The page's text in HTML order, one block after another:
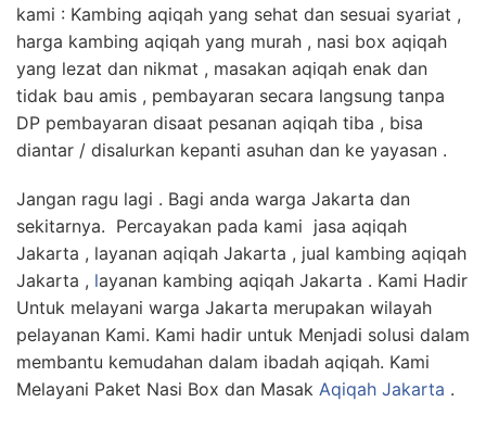
kami : Kambing aqiqah yang sehat dan sesuai syariat ,
harga kambing aqiqah yang murah , nasi box aqiqah
yang lezat dan nikmat , masakan aqiqah enak dan
tidak bau amis , pembayaran secara langsung tanpa
DP pembayaran disaat pesanan aqiqah tiba , bisa
diantar / disalurkan kepanti asuhan dan ke yayasan .
Jangan ragu lagi . Bagi anda warga Jakarta dan
sekitarnya. Percayakan pada kami jasa aqiqah
Jakarta , layanan aqiqah Jakarta , jual kambing aqiqah
Jakarta , layanan kambing aqiqah Jakarta . Kami Hadir
Untuk melayani warga Jakarta merupakan wilayah
pelayanan Kami. Kami hadir untuk Menjadi solusi dalam
membantu kemudahan dalam ibadah aqiqah. Kami
Melayani Paket Nasi Box dan Masak Aqiqah Jakarta .